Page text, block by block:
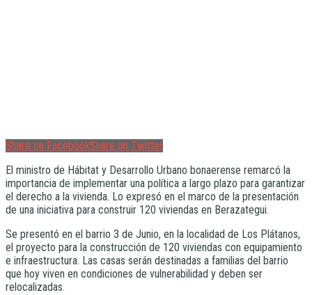
Share on FacebookShare on Twitter
El ministro de Hábitat y Desarrollo Urbano bonaerense remarcó la
importancia de implementar una política a largo plazo para garantizar
el derecho a la vivienda. Lo expresó en el marco de la presentación
de una iniciativa para construir 120 viviendas en Berazategui.
Se presentó en el barrio 3 de Junio, en la localidad de Los Plátanos,
el proyecto para la construcción de 120 viviendas con equipamiento
e infraestructura. Las casas serán destinadas a familias del barrio
que hoy viven en condiciones de vulnerabilidad y deben ser
relocalizadas.